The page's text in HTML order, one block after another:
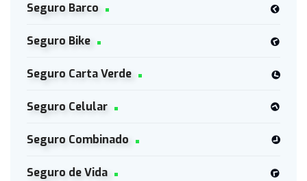
Seguro Barco
Seguro Bike
Seguro Carta Verde
Seguro Celular
Seguro Combinado
Seguro de Vida